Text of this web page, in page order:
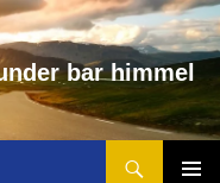
nder bar himme